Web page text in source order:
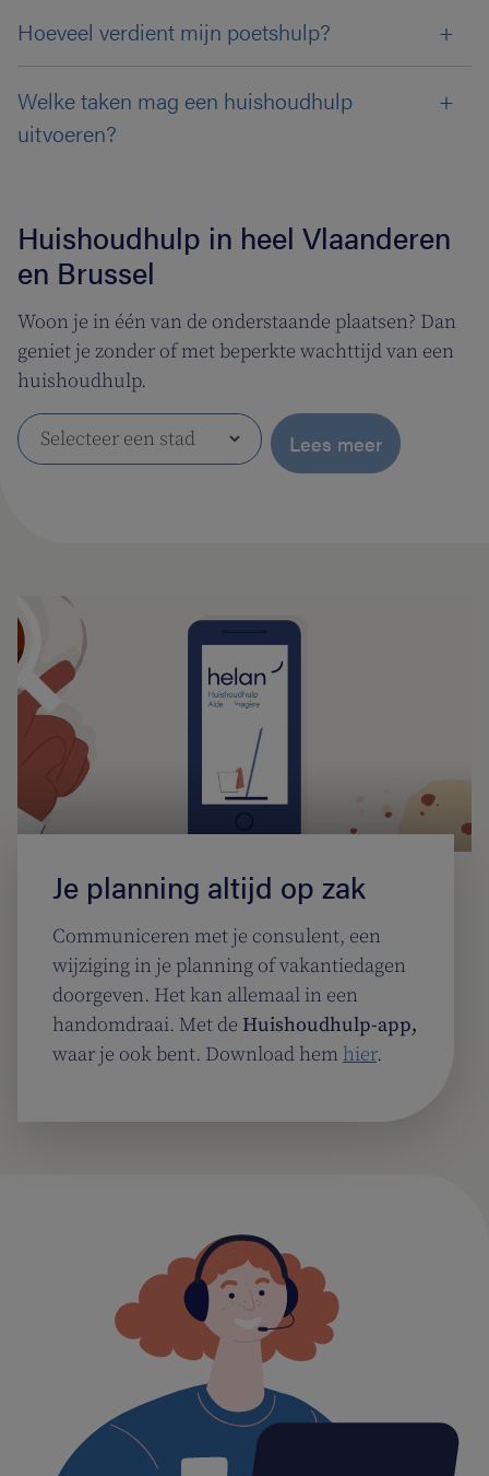
Hoeveel verdient mijn poetshulp?
Welke taken mag een huishoudhulp
uitvoeren?
Huishoudhulp in heel Vlaanderen
en Brussel
Woon je in één van de onderstaande plaatsen? Dan
geniet je zonder of met beperkte wachttijd van een
huishoudhulp.
Lees meer
Je planning altijd op zak
Communiceren met je consulent, een
wijziging in je planning of vakantiedagen
doorgeven. Het kan allemaal in een
handomdraai. Met de Huishoudhulp-app,
waar je ook bent. Download hem hier.